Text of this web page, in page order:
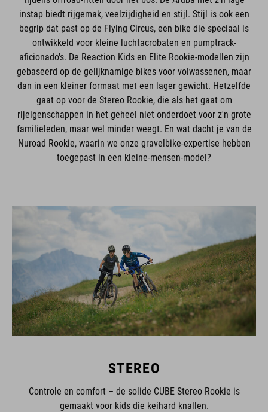
instap biedt rijgemak, veelzijdigheid en stijl. Stijl is ook een
begrip dat past op de Flying Circus, een bike die speciaal is
ontwikkeld voor kleine luchtacrobaten en pumptrack-
aficionado's. De Reaction Kids en Elite Rookie-modellen zijn
gebaseerd op de gelijknamige bikes voor volwassenen, maar
dan in een kleiner formaat met een lager gewicht. Hetzelfde
gaat op voor de Stereo Rookie, die als het gaat om
rijeigenschappen in het geheel niet onderdoet voor z'n grote
familieleden, maar wel minder weegt. En wat dacht je van de
Nuroad Rookie, waarin we onze gravelbike-expertise hebben
toegepast in een kleine-mensen-model?
STEREO
Controle en comfort – de solide CUBE Stereo Rookie is
gemaakt voor kids die keihard knallen.